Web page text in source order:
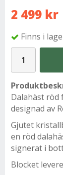
2 499 kr
Finns i
Dalahäst röd
designad av
Gjutet
en röd
signerat i
Blocket